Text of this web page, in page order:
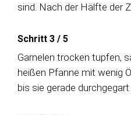
sind. Nach der Hälfte der
Schritt 3 / 5
Garnelen trocken tupfen,
heißen Pfanne mit wenig
bis sie gerade durchgegart